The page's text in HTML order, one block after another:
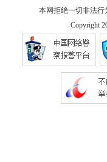
本网拒绝一切非法行
Copyright